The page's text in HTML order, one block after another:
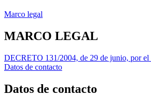
Marco legal
MARCO LEGAL
DECRETO 131/2004, de 29 de junio, por el
Datos de contacto
Datos de contacto